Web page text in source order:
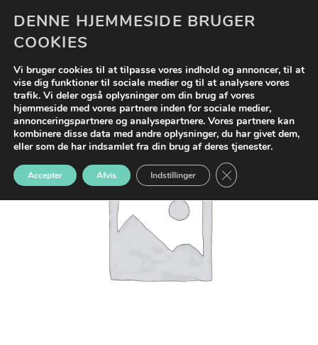
indhold
Tilføj til
ønskeliste
DENNE HJEMMESIDE BRUGER
COOKIES
Vi bruger cookies til at tilpasse vores indhold og annoncer, til at
vise dig funktioner til sociale medier og til at analysere vores
trafik. Vi deler også oplysninger om din brug af vores
hjemmeside med vores partnere inden for sociale medier,
annonceringspartnere og analysepartnere. Vores partnere kan
kombinere disse data med andre oplysninger, du har givet dem,
eller som de har indsamlet fra din brug af deres tjenester.
Accepter Afvis Indstillinger CLOSE GDPR